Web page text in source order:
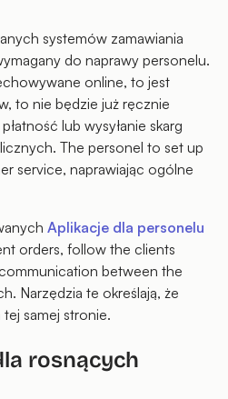
systemów zamawiania
do naprawy personelu.
online, to jest
to nie będzie już ręcznie
lub wysyłanie skarg
The personel to set up
service, naprawiając ogólne
Aplikacje dla personelu
orders, follow the clients
between the
Narzędzia te określają, że
samej stronie.
rosnących